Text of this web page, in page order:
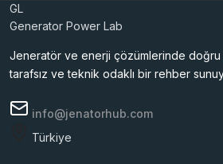
GL
Generator Power Lab
Jeneratör ve enerji çözümlerinde doğru
tarafsız ve teknik odaklı bir rehber
info@jenatorhub.com
Türkiye